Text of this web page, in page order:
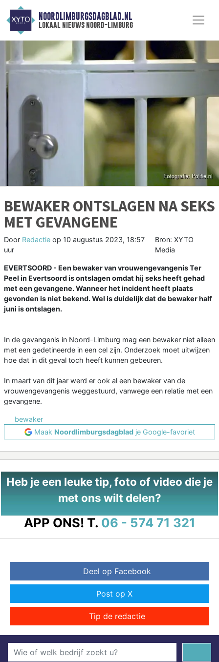
NOORDLIMBURGSDAGBLAD.NL
lokaal nieuws noord-limburg
BEWAKER ONTSLAGEN NA SEKS
MET GEVANGENE
Door Redactie op 10 augustus 2023, 18:57
uur
Bron: XYTO
Media
EVERTSOORD - Een bewaker van vrouwengevangenis Ter
Peel in Evertsoord is ontslagen omdat hij seks heeft gehad
met een gevangene. Wanneer het incident heeft plaats
gevonden is niet bekend. Wel is duidelijk dat de bewaker half
juni is ontslagen.
In de gevangenis in Noord-Limburg mag een bewaker niet alleen
met een gedetineerde in een cel zijn. Onderzoek moet uitwijzen
hoe dat in dit geval toch heeft kunnen gebeuren.
In maart van dit jaar werd er ook al een bewaker van de
vrouwengevangenis weggestuurd, vanwege een relatie met een
gevangene.
bewaker
Maak Noordlimburgsdagbladje Google-favoriet
Heb je een leuke tip, foto of video die je
met ons wilt delen?
APP ONS! T. 06 - 574 71 321
Deel op Facebook
Post op X
Tip de redactie